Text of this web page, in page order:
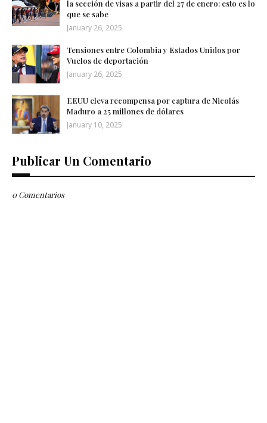
la sección de visas a partir del 27 de enero: esto es lo
que se sabe
January 26, 2025
Tensiones entre Colombia y Estados Unidos por
Vuelos de deportación
January 26, 2025
EEUU eleva recompensa por captura de Nicolás
Maduro a 25 millones de dólares
January 10, 2025
Publicar Un Comentario
0 Comentarios